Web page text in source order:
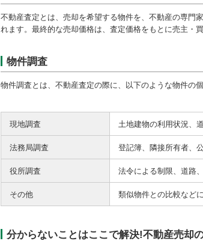
不動産査定とは、売却を希望する物件を、不動産の専門
れます。最終的な売却価格は、査定価格をもとに売主・
物件調査
物件調査とは、不動産査定の際に、以下のような物件の
現地調査 土地建物の利用状況、
法務局調査 登記簿、隣接所有者、
役所調査 法令による制限、道路
その他 類似物件との比較など
分からないことはここで解決!不動産売却